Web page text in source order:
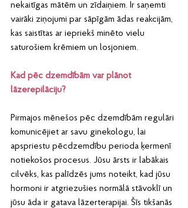
nekaitīgas mātēm un zīdaiņiem. Ir saņemti
vairāki ziņojumi par sāpīgām ādas reakcijām,
kas saistītas ar iepriekš minēto vielu
saturošiem krēmiem un losjoniem.
Kad pēc dzemdībām var plānot
lāzerepilāciju?
Pirmajos mēnešos pēc dzemdībām regulāri
komunicējiet ar savu ginekologu, lai
apspriestu pēcdzemdību perioda ķermenī
notiekošos procesus. Jūsu ārsts ir labākais
cilvēks, kas palīdzēs jums noteikt, kad jūsu
hormoni ir atgriezušies normālā stāvoklī un
jūsu āda ir gatava lāzerterapijai. Šīs tikšanās